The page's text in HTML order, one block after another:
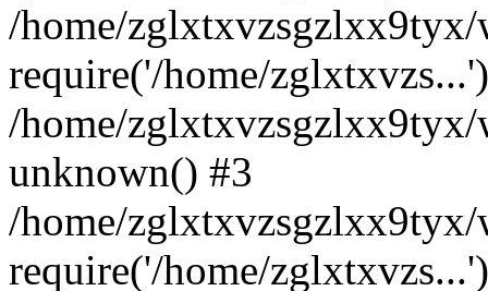
/home/
require('/home/
/home/
unknown() #3
/home/
require('/home/